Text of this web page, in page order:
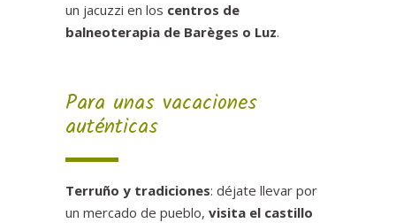
un jacuzzi en los centros de
balneoterapia de Barèges o Luz.
Para unas vacaciones
auténticas
Terruño y tradiciones: déjate llevar por
un mercado de pueblo, visita el castillo